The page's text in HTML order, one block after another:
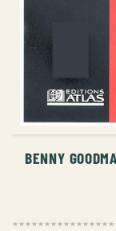
BENNY